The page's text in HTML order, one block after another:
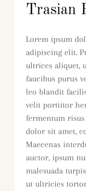
Trasian
Lorem ipsum
adipiscing elit.
ultrices aliquet,
faucibus purus
leo blandit
velit porttitor
fermentum
dolor sit amet,
Maecenas
auctor, ipsum
malesuada
ut ultricies